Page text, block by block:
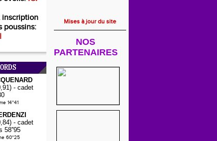
inscription
poussins:
- cadet
14''41
- cadet
58''95
60''25
Mises à jour du site
NOS
PARTENAIRES